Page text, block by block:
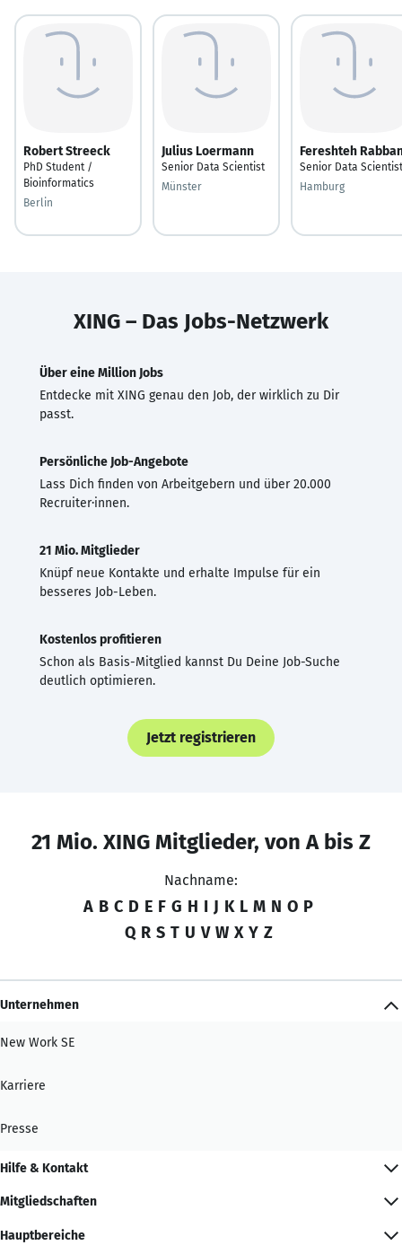
Robert Streeck
PhD Student /
Bioinformatics
Berlin
Julius Loermann
Senior Data Scientist
Münster
Fereshteh
Senior Data Scientist
Hamburg
XING – Das Jobs-Netzwerk
Über eine Million Jobs
Entdecke mit XING genau den Job, der wirklich zu Dir
passt.
Persönliche Job-Angebote
Lass Dich finden von Arbeitgebern und über 20.000
Recruiter·innen.
21 Mio. Mitglieder
Knüpf neue Kontakte und erhalte Impulse für ein
besseres Job-Leben.
Kostenlos profitieren
Schon als Basis-Mitglied kannst Du Deine Job-Suche
deutlich optimieren.
Jetzt registrieren
21 Mio. XING Mitglieder, von A bis Z
Nachname:
A B C D E F G H I J K L M N O P
Q R S T U V W X Y Z
Unternehmen
New Work SE
Karriere
Presse
Hilfe & Kontakt
Mitgliedschaften
Hauptbereiche